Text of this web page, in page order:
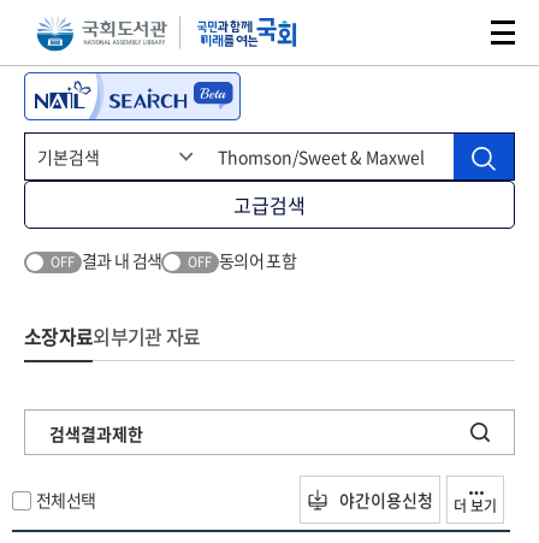
본문 바로가기주메뉴 바로가기
고급검색
OFF 결과 내 검색 OFF 동의어 포함
소장자료외부기관 자료
검색결과제한
전체선택 야간이용신청 더 보기